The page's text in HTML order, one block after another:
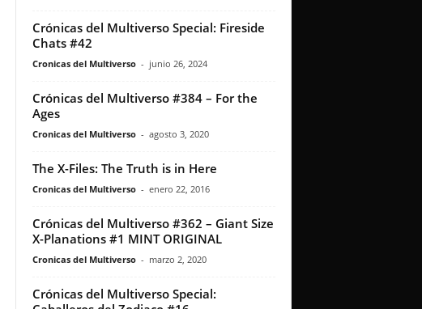
Crónicas del Multiverso Special: Fireside
Chats #42
Cronicas del Multiverso - junio 26, 2024
Crónicas del Multiverso #384 – For the
Ages
Cronicas del Multiverso - agosto 3, 2020
The X-Files: The Truth is in Here
Cronicas del Multiverso - enero 22, 2016
Crónicas del Multiverso #362 – Giant Size
X-Planations #1 MINT ORIGINAL
Cronicas del Multiverso - marzo 2, 2020
Crónicas del Multiverso Special: